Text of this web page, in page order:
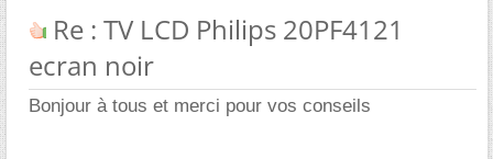
Re : TV LCD Philips 20PF4121
ecran noir
Bonjour à tous et merci pour vos conseils